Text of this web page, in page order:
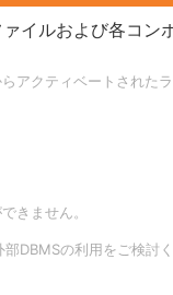
イルおよび各コン
アクティベートされた
きません。
DBMSの利用をご検討く